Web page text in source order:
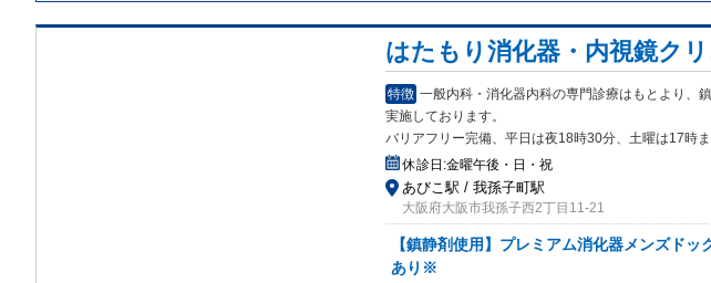
はたもり消化器・内視鏡ク
特徴 一般内科・消化器内科の専門診療はもとより、
実施しております。
バリアフリー完備、平日は夜18時30分、土曜は17時
休診日:金曜午後・日・祝
あびこ駅 / 我孫子町駅
大阪府大阪市我孫子西2丁目11-21
【鎮静剤使用】プレミアム消化器メンズド
あり※